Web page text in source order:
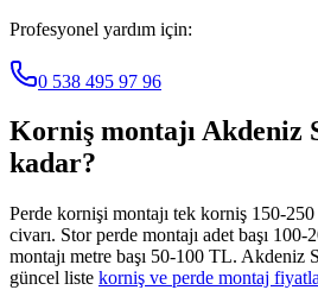
Profesyonel yardım için:
0 538 495 97 96
Korniş montajıAkdeniz
kadar?
Perde kornişi montajı tek korniş 150-
civarı. Stor perde montajı adet başı
montajı metre başı 50-100 TL. Akdeniz
güncel liste korniş ve perde montaj